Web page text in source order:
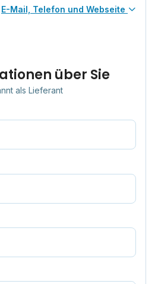
E-Mail, Telefon und Webseite
über Sie
als Lieferant